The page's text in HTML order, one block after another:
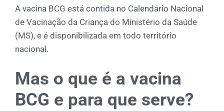
A vacina BCG está contida no Calendário Nacional
de Vacinação da Criança do Ministério da Saúde
(MS), e é disponibilizada em todo território
nacional.
Mas o que é a vacina
BCG e para que serve?